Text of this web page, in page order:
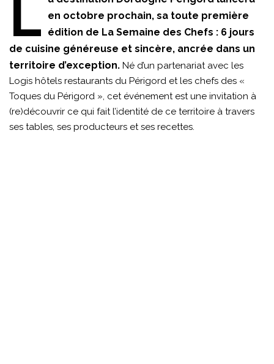
L
en octobre prochain, sa toute première
édition de La Semaine des Chefs : 6 jours
de cuisine généreuse et sincère, ancrée dans un
territoire d’exception. Né d’un partenariat avec les
Logis hôtels restaurants du Périgord et les chefs des «
Toques du Périgord », cet événement est une invitation à
(re)découvrir ce qui fait l’identité de ce territoire à travers
ses tables, ses producteurs et ses recettes.